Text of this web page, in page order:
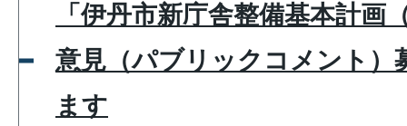
「伊丹市新庁舎整備基本計画
意見（パブリックコメント）
ます